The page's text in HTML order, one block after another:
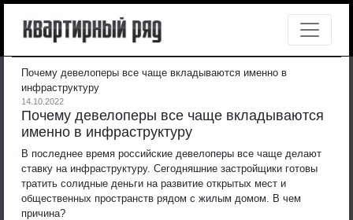
Почему девелоперы все чаще вкладываются именно в
инфраструктуру
14.10.2022
Почему девелоперы все чаще вкладываются
именно в инфраструктуру
В последнее время российские девелоперы все чаще делают
ставку на инфраструктуру. Сегодняшние застройщики готовы
тратить солидные деньги на развитие открытых мест и
общественных пространств рядом с жилым домом. В чем
причина?